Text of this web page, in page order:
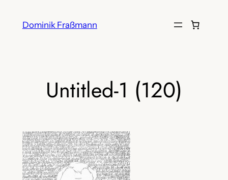
InhaltDominik Fraßmann
Untitled-1 (120)